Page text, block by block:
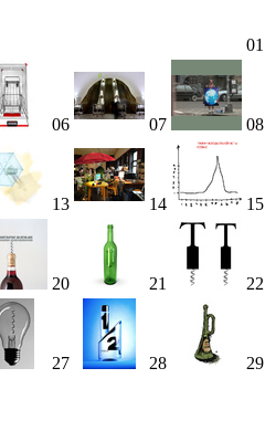
01
06 07 08
13 14 15
20 21 22
27 28 29